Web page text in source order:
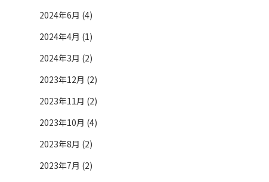
2024年6月 (4)
2024年4月 (1)
2024年3月 (2)
2023年12月 (2)
2023年11月 (2)
2023年10月 (4)
2023年8月 (2)
2023年7月 (2)